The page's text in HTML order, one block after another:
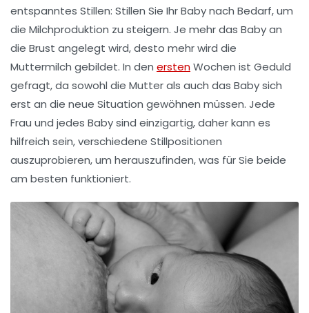
entspanntes Stillen: Stillen Sie Ihr Baby nach Bedarf, um
die Milchproduktion zu steigern. Je mehr das Baby an
die Brust angelegt wird, desto mehr wird die
Muttermilch gebildet. In den erstenWochen ist Geduld
gefragt, da sowohl die Mutter als auch das Baby sich
erst an die neue Situation gewöhnen müssen. Jede
Frau und jedes Baby sind einzigartig, daher kann es
hilfreich sein, verschiedene Stillpositionen
auszuprobieren, um herauszufinden, was für Sie beide
am besten funktioniert.